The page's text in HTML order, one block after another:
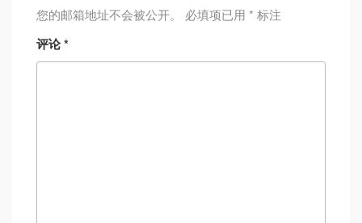
您的邮箱地址不会被公开。 必填项已用 * 标注
评论*